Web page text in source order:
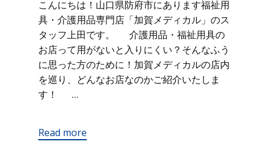
こんにちは！山口県防府市にあります福祉用
具・介護用品専門店「加賀メディカル」のス
タッフ上田です。 介護用品・福祉用具の
お店って用がないと入りにくい？そんなふう
に思った方のために！加賀メディカルの店内
を巡り、どんなお店なのかご紹介いたしま
す！ …
Read more